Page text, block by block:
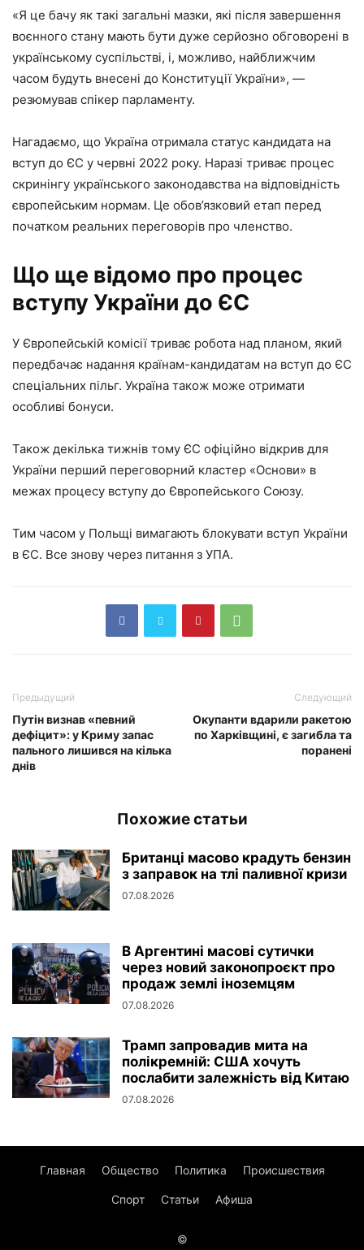
«Я це бачу як такі загальні мазки, які після завершення
воєнного стану мають бути дуже серйозно обговорені в
українському суспільстві, і, можливо, найближчим
часом будуть внесені до Конституції України», —
резюмував спікер парламенту.
Нагадаємо, що Україна отримала статус кандидата на
вступ до ЄС у червні 2022 року. Наразі триває процес
скринінгу українського законодавства на відповідність
європейським нормам. Це обов’язковий етап перед
початком реальних переговорів про членство.
Що ще відомо про процес
вступу України до ЄС
У Європейській комісії триває робота над планом, який
передбачає надання країнам-кандидатам на вступ до ЄС
спеціальних пільг. Україна також може отримати
особливі бонуси.
Також декілька тижнів тому ЄС офіційно відкрив для
України перший переговорний кластер «Основи» в
межах процесу вступу до Європейського Союзу.
Тим часом у Польщі вимагають блокувати вступ України
в ЄС. Все знову через питання з УПА.
Предыдущий
Путін визнав «певний
дефіцит»: у Криму запас
пального лишився на кілька
днів
Следующий
Окупанти вдарили ракетою
по Харківщині, є загибла та
поранені
Похожие статьи
Британці масово крадуть бензин
з заправок на тлі паливної кризи
07.08.2026
В Аргентині масові сутички
через новий законопроєкт про
продаж землі іноземцям
07.08.2026
Трамп запровадив мита на
полікремній: США хочуть
послабити залежність від Китаю
07.08.2026
Главная Общество Политика Происшествия
Спорт Статьи Афиша
©